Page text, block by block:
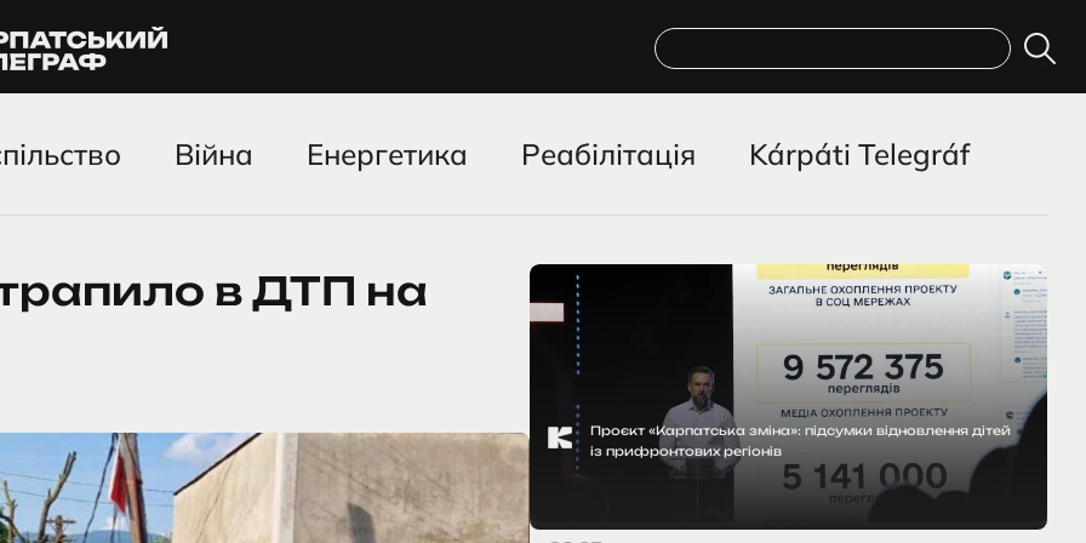
Пошук
Війна Енергетика Реабілітація Kárpáti Telegráf
в ДТП на
Проєкт «Карпатська зміна»: підсумки відновлення дітей
із прифронтових регіонів